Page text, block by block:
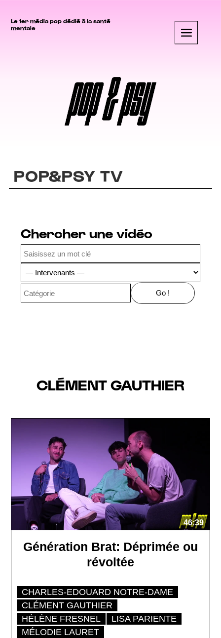
Le 1er média pop dédié à la santé
mentale
POP&PSY TV
Chercher une vidéo
CLÉMENT GAUTHIER
46:39
Génération Brat: Déprimée ou
révoltée
CHARLES-EDOUARD NOTRE-DAME
CLÉMENT GAUTHIER
HÉLÈNE FRESNEL
LISA PARIENTE
MÉLODIE LAURET